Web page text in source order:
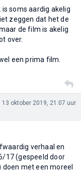
soms aardig akelig
zeggen dat het de
de film is akelig
over.
een prima film.
13 oktober 2019, 21:07 uur
verhaal en
17 (gespeeld door
met een moreel